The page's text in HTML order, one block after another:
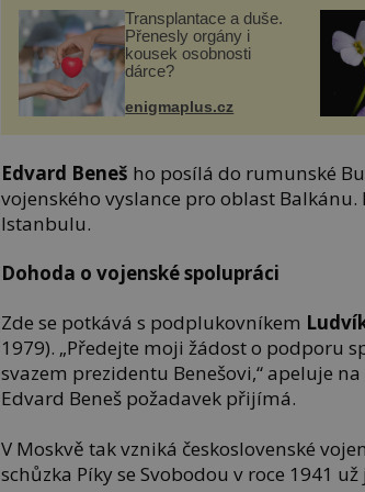
Transplantace a duše.
Přenesly orgány i
kousek osobnosti
dárce?
enigmaplus.cz
Edvard Beneš ho posílá do rumunské
vojenského vyslance pro oblast Balkánu.
Istanbulu.
Dohoda o vojenské spolupráci
Zde se potkává s podplukovníkem
1979). „Předejte moji žádost o podporu
svazem prezidentu Benešovi,“ apeluje
Edvard Beneš požadavek přijímá.
V Moskvě tak vzniká československé
schůzka Píky se Svobodou v roce 1941